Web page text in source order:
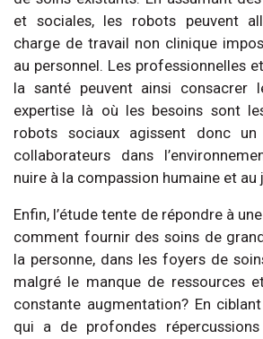
et sociales, les robots peuvent
charge de travail non clinique
au personnel. Les professionnelles
la santé peuvent ainsi consacrer
expertise là où les besoins sont
robots sociaux agissent donc
collaborateurs dans
nuire à la compassion humaine et
Enfin, l’étude tente de répondre à
comment fournir des soins de
la personne, dans les foyers de
malgré le manque de ressources
constante augmentation? En
qui a de profondes